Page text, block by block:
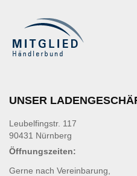
UNSER
Leubelfingstr. 117
90431 Nürnberg
Öffnungszeiten:
Gerne nach Vereinbarung,